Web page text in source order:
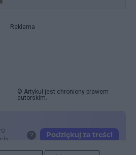
Reklama
© Artykuł jest chroniony prawem
autorskim.